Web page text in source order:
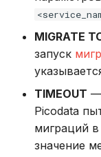
Использование
Рекомендации
сайзингу
Настройка
MIGRATE
запуск
TIMEOUT —
Picodata
миграций в
значение